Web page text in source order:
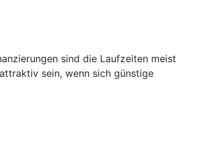
sind die Laufzeiten meist
sein, wenn sich günstige